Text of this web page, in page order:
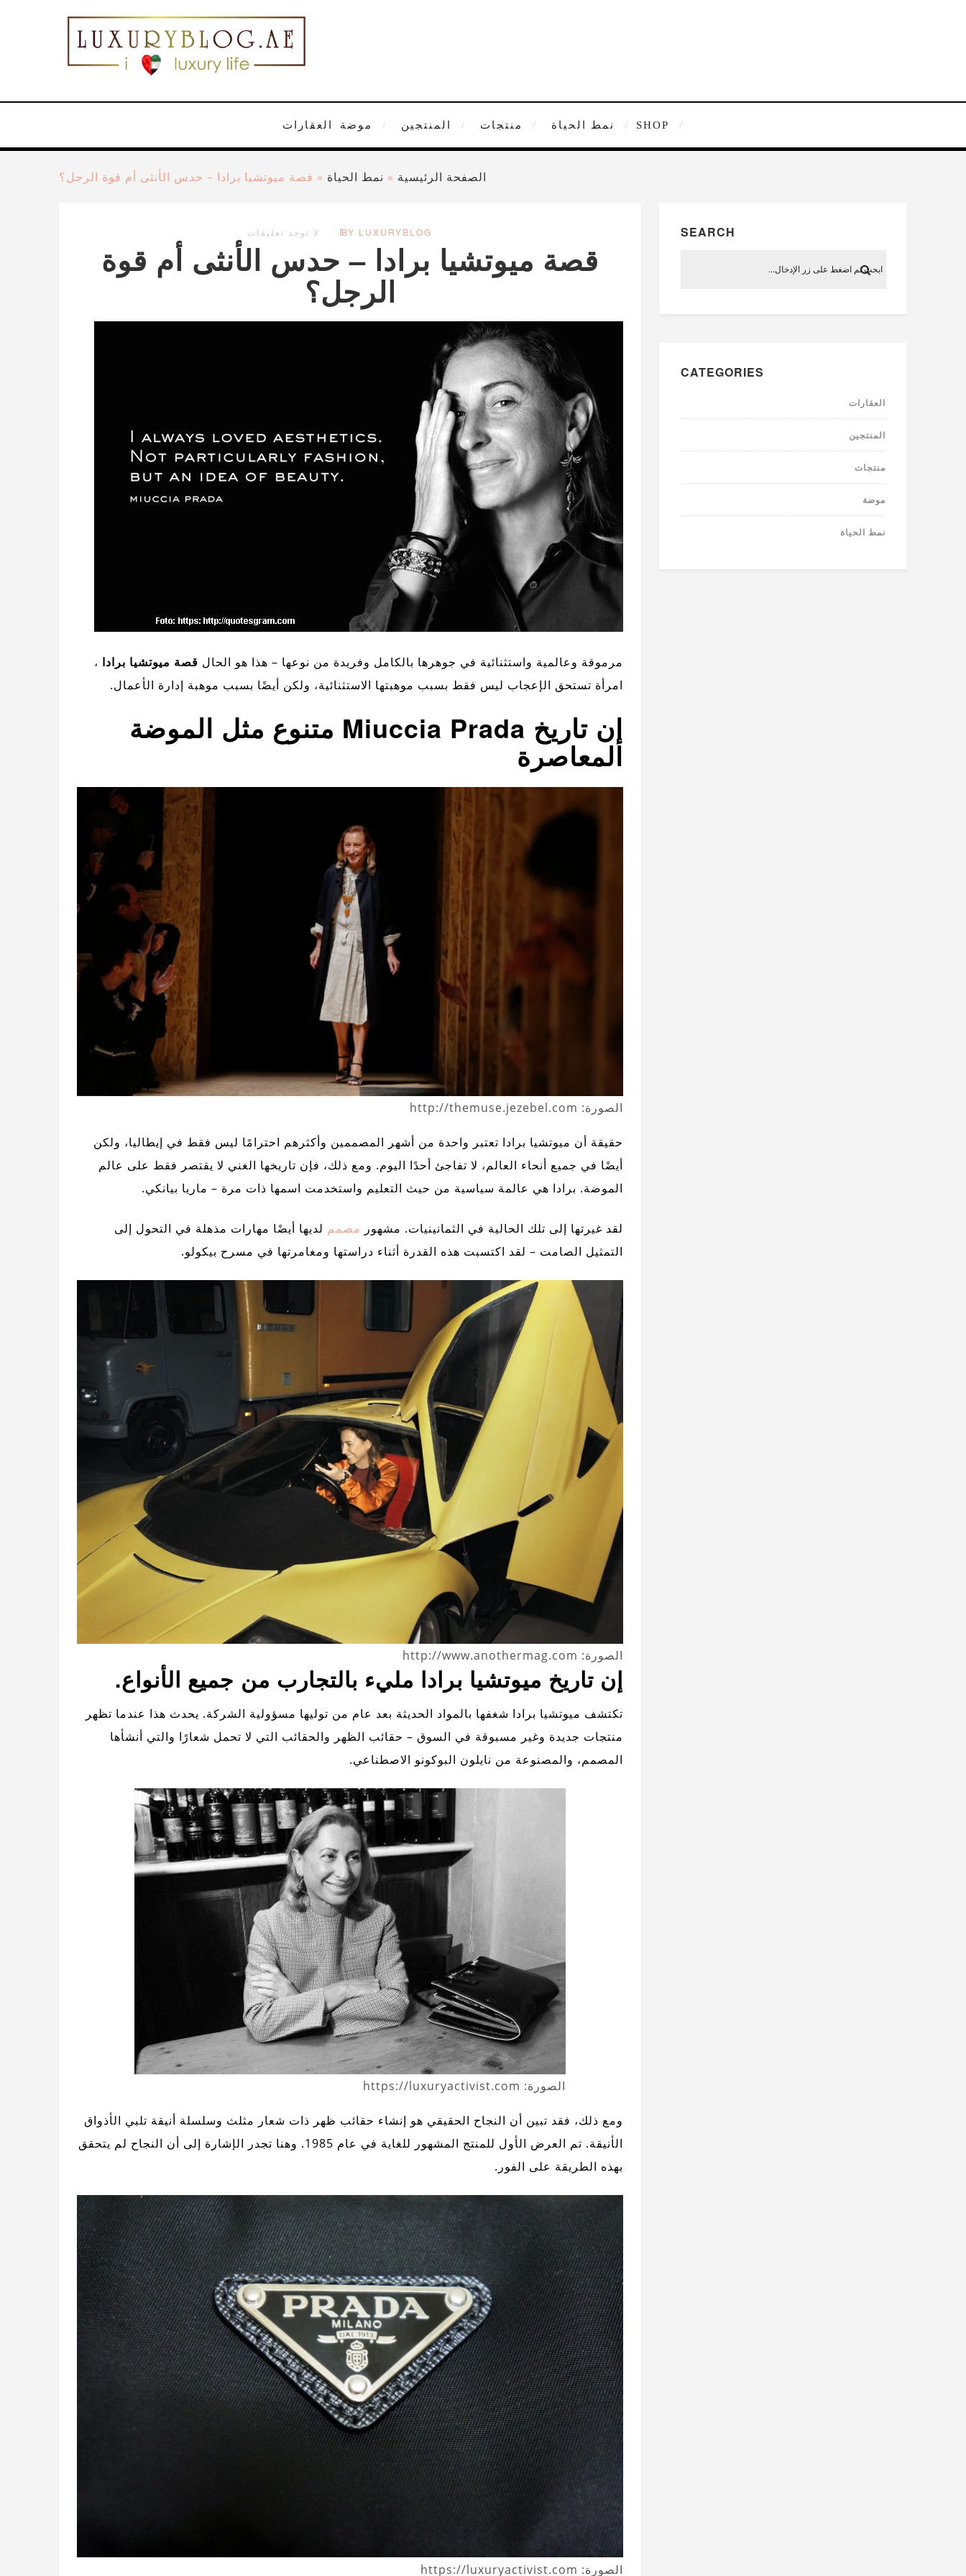
SHOP نمط الحياة منتجات المنتجين موضة العقارات
الصفحة الرئيسية » نمط الحياة » قصة ميوتشيا برادا – حدس الأنثى أم قوة الرجل؟
BY LUXURYBLOG لا توجد تعليقات
قصة ميوتشيا برادا – حدس الأنثى أم قوة
الرجل؟
مرموقة وعالمية واستثنائية في جوهرها بالكامل وفريدة من نوعها – هذا هو الحال قصة ميوتشيا برادا ،
امرأة تستحق الإعجاب ليس فقط بسبب موهبتها الاستثنائية، ولكن أيضًا بسبب موهبة إدارة الأعمال.
إن تاريخ Miuccia Prada متنوع مثل الموضة
المعاصرة
الصورة: http://themuse.jezebel.com
حقيقة أن ميوتشيا برادا تعتبر واحدة من أشهر المصممين وأكثرهم احترامًا ليس فقط في إيطاليا، ولكن
أيضًا في جميع أنحاء العالم، لا تفاجئ أحدًا اليوم. ومع ذلك، فإن تاريخها الغني لا يقتصر فقط على عالم
الموضة. برادا هي عالمة سياسية من حيث التعليم واستخدمت اسمها ذات مرة – ماريا بيانكي.
لقد غيرتها إلى تلك الحالية في الثمانينيات. مشهور مصمم لديها أيضًا مهارات مذهلة في التحول إلى
التمثيل الصامت – لقد اكتسبت هذه القدرة أثناء دراستها ومغامرتها في مسرح بيكولو.
الصورة: http://www.anothermag.com
إن تاريخ ميوتشيا برادا مليء بالتجارب من جميع الأنواع.
تكتشف ميوتشيا برادا شغفها بالمواد الحديثة بعد عام من توليها مسؤولية الشركة. يحدث هذا عندما تظهر
منتجات جديدة وغير مسبوقة في السوق – حقائب الظهر والحقائب التي لا تحمل شعارًا والتي أنشأها
المصمم، والمصنوعة من نايلون البوكونو الاصطناعي.
الصورة: https://luxuryactivist.com
ومع ذلك، فقد تبين أن النجاح الحقيقي هو إنشاء حقائب ظهر ذات شعار مثلث وسلسلة أنيقة تلبي الأذواق
الأنيقة. تم العرض الأول للمنتج المشهور للغاية في عام 1985. وهنا تجدر الإشارة إلى أن النجاح لم يتحقق
بهذه الطريقة على الفور.
الصورة: https://luxuryactivist.com
SEARCH
CATEGORIES
العقارات
المنتجين
منتجات
موضة
نمط الحياة